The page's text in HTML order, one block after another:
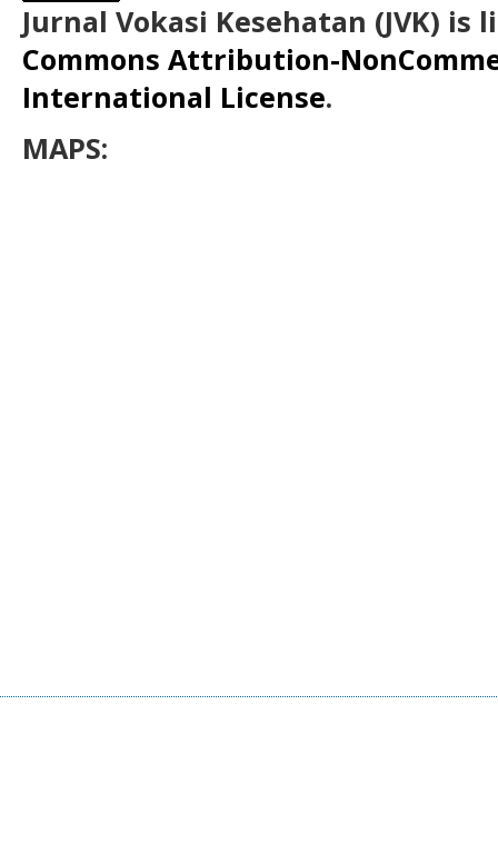
Jurnal Vokasi Kesehatan (JVK) is
Commons Attribution-
International License.
MAPS: